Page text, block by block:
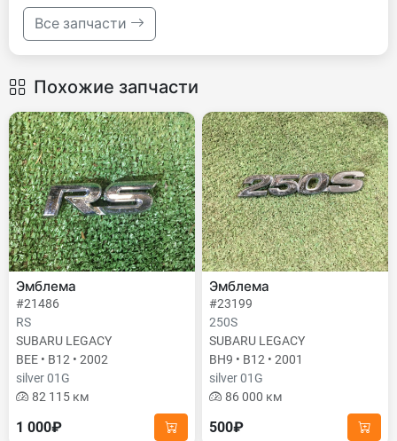
Все запчасти
Похожие запчасти
Эмблема
#21486
RS
SUBARU LEGACY
BEE • B12 • 2002
silver 01G
82 115 км
1 000₽
Эмблема
#23199
250S
SUBARU LEGACY
BH9 • B12 • 2001
silver 01G
86 000 км
500₽